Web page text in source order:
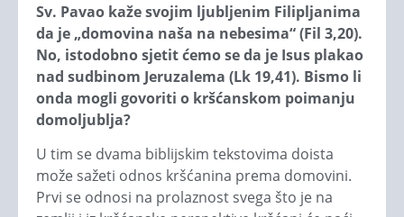
Sv. Pavao kaže svojim ljubljenim Filipljanima
da je „domovina naša na nebesima“ (Fil 3,20).
No, istodobno sjetit ćemo se da je Isus plakao
nad sudbinom Jeruzalema (Lk 19,41). Bismo li
onda mogli govoriti o kršćanskom poimanju
domoljublja?
U tim se dvama biblijskim tekstovima doista
može sažeti odnos kršćanina prema domovini.
Prvi se odnosi na prolaznost svega što je na